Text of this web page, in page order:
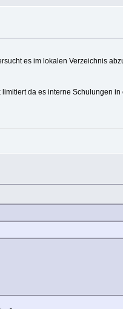
es im lokalen Verzeichnis
da es interne Schulungen